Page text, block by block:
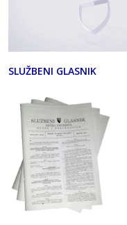
SLUŽBENI GLASNIK